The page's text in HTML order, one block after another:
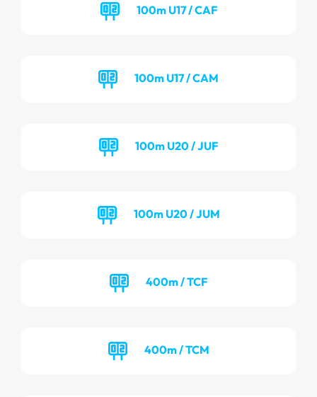
100m U17 / CAF
100m U17 / CAM
100m U20 / JUF
100m U20 / JUM
400m / TCF
400m / TCM